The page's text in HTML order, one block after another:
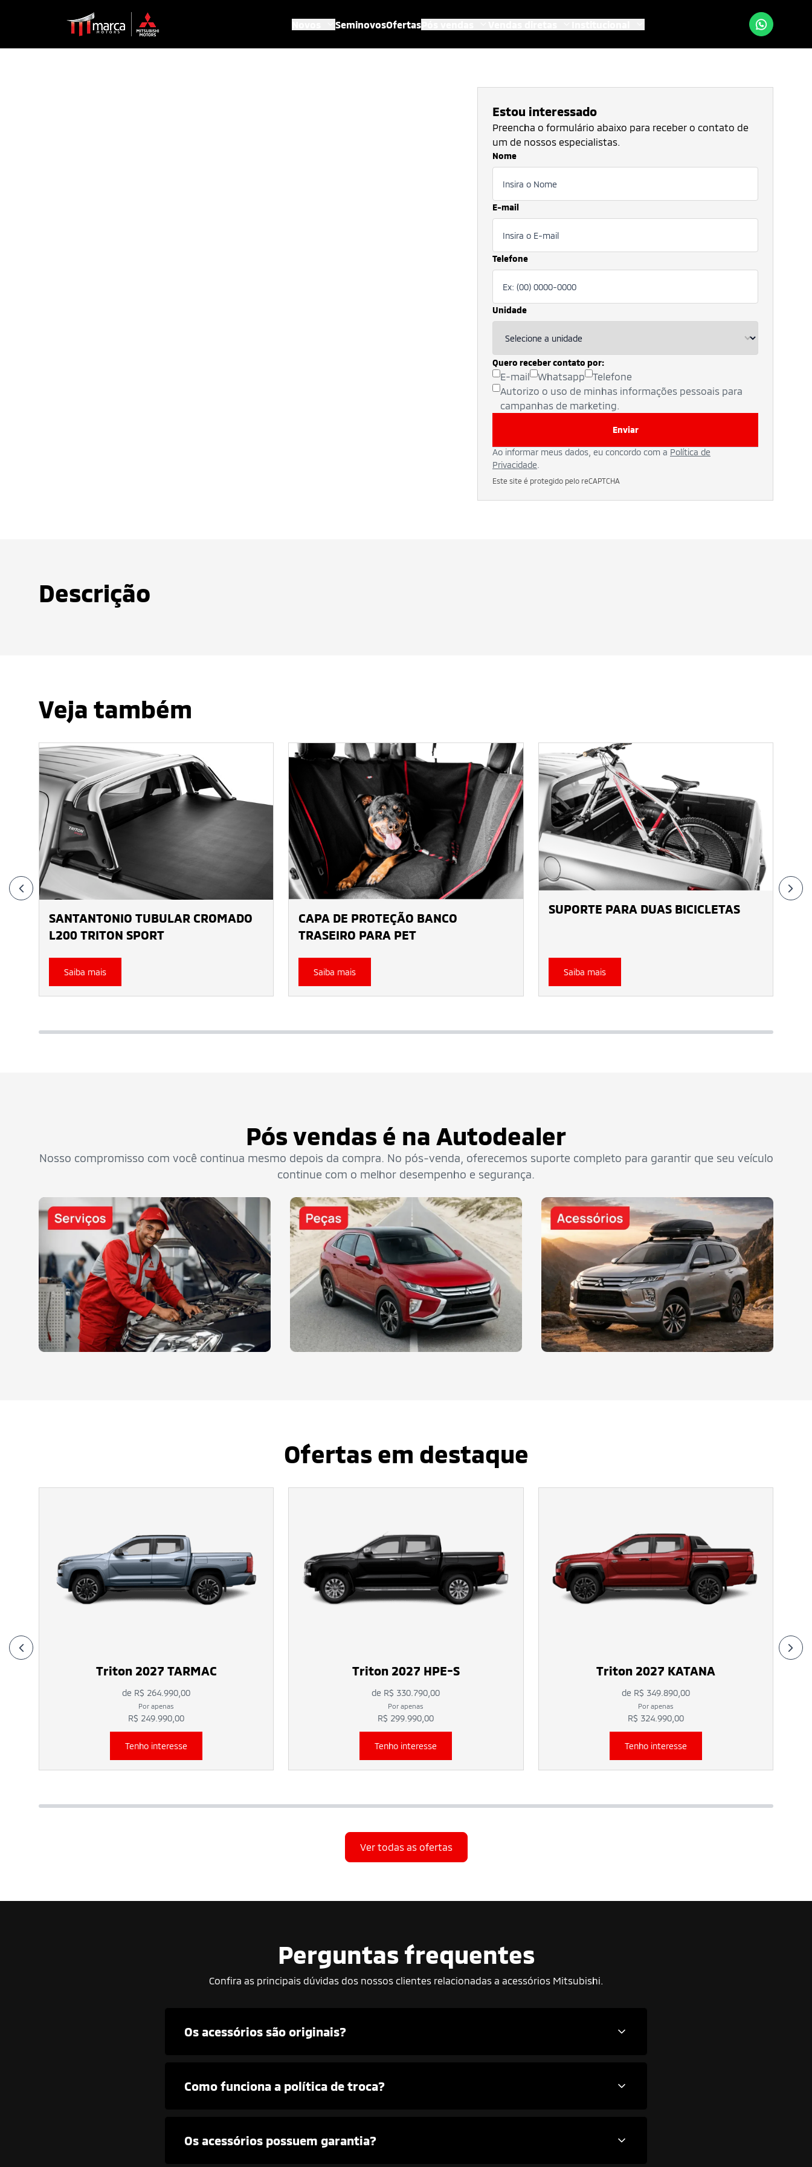
SeminovosOfertasPós vendas
Estou interessado
Preencha o formulário abaixo para receber o contato de
um de nossos especialistas.
Nome
E-mail
Telefone
Unidade
Quero receber contato por:
E-mail Whatsapp
Telefone
Autorizo o uso de minhas informações pessoais para
campanhas de marketing.
Enviar
Ao informar meus dados, eu concordo com a Política de
Privacidade
Este site é protegido pelo reCAPTCHA
Descrição
Veja também
SANTANTONIO TUBULAR CROMADO
L200 TRITON SPORT
Saiba mais
CAPA DE PROTEÇÃO BANCO
TRASEIRO PARA PET
Saiba mais
SUPORTE PARA DUAS BICICLETAS
Saiba mais
Pós vendas é na Autodealer
Nosso compromisso com você continua mesmo depois da compra. No pós-venda, oferecemos suporte completo para garantir que seu veículo
continue com o melhor desempenho e segurança.
Ofertas em destaque
Triton 2027 TARMAC
de R$ 264.990,00
Por apenas
R$ 249.990,00
Tenho interesse
Triton 2027 HPE-S
de R$ 330.790,00
Por apenas
R$ 299.990,00
Tenho interesse
Triton 2027 KATANA
de R$ 349.890,00
Por apenas
R$ 324.990,00
Tenho interesse
Ver todas as ofertas
Perguntas frequentes
Confira as principais dúvidas dos nossos clientes relacionadas a acessórios Mitsubishi.
Os acessórios são originais?
Como funciona a política de troca?
Os acessórios possuem garantia?